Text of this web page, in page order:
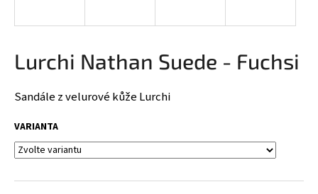
Lurchi Nathan Suede - Fuchsi
Sandále z velurové kůže Lurchi
VARIANTA
í
t
?